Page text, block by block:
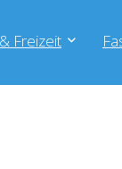
Freizeit